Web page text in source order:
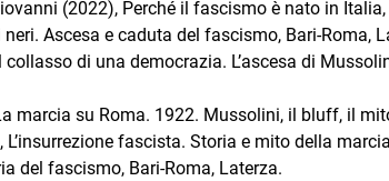
(2022), Perché il fascismo è nato in
Ascesa e caduta del fascismo, Bari-Roma,
collasso di una democrazia. L’ascesa di
marcia su Roma. 1922. Mussolini, il bluff, il
fascista. Storia e mito della
del fascismo, Bari-Roma, Laterza.